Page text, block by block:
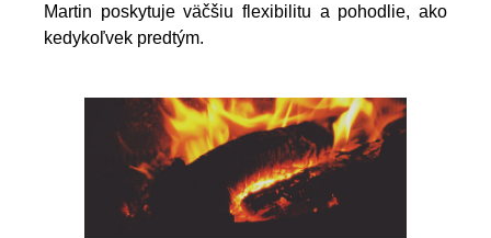
Martin poskytuje väčšiu flexibilitu a pohodlie, ako
kedykoľvek predtým.